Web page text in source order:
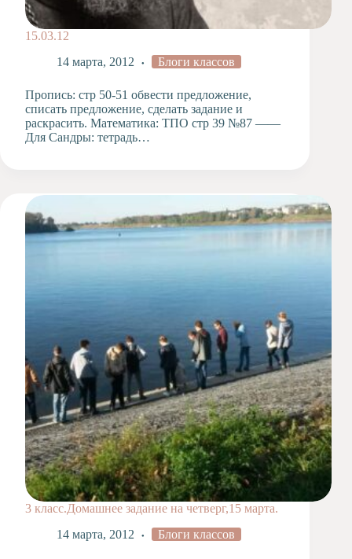
15.03.12
14 марта, 2012
Блоги классов
Пропись: стр 50-51 обвести предложение,
списать предложение, сделать задание и
раскрасить. Математика: ТПО стр 39 №87 ——
Для Сандры: тетрадь…
3 класс.Домашнее задание на четверг,15 марта.
14 марта, 2012
Блоги классов